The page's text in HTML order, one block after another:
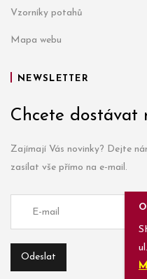
Vzorníky potahů
Mapa webu
NEWSLETTER
Chcete dostávat
Zajímají Vás novinky? Dejte
zasílat vše přímo na e-mail.